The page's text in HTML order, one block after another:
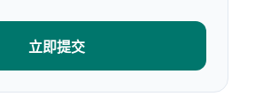
立即提交